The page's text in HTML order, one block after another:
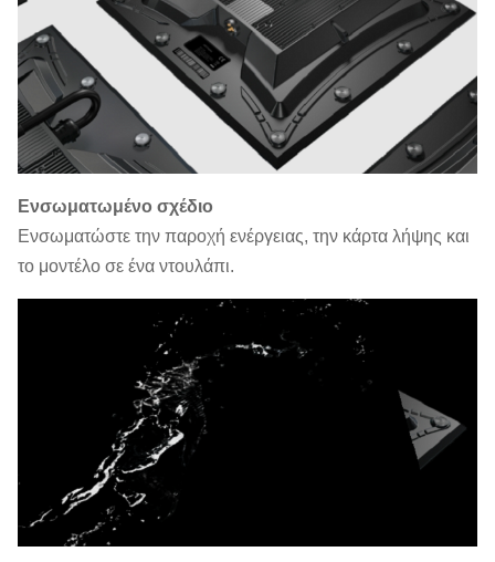
Ενσωματωμένο σχέδιο
Ενσωματώστε την παροχή ενέργειας, την κάρτα λήψης και
το μοντέλο σε ένα ντουλάπι.